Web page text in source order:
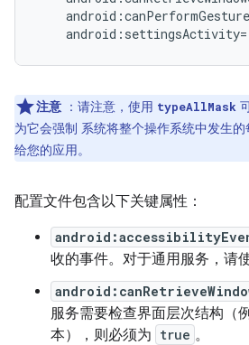
注意 ：请注意，使用 typeAllMask
为它会强制 系统将整个操作系统中发生
给您的应用。
配置文件包含以下关键属性：
收的事件。对于通用服务，请
服务需要检查界面层次结构（
本），则必须为 true 。